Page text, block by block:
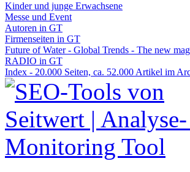
Kinder und junge Erwachsene
Messe und Event
Autoren in GT
Firmenseiten in GT
Future of Water - Global Trends - The new
RADIO in GT
Index - 20.000 Seiten, ca. 52.000 Artikel im